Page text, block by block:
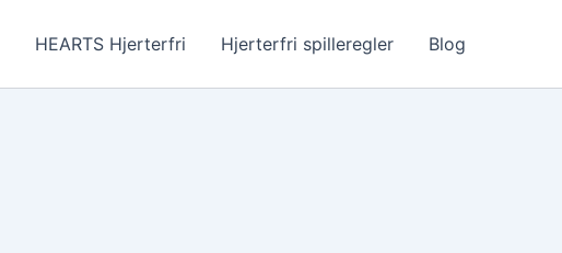
HEARTS Hjerterfri Hjerterfri spilleregler Blog